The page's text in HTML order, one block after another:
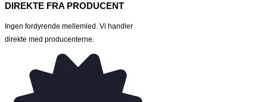
DIREKTE FRA PRODUCENT
Ingen fordyrende mellemled. Vi handler
direkte med producenterne.